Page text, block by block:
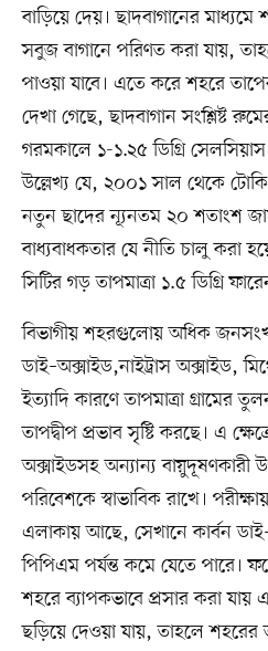
বাড়িয়ে দেয়। ছাদবাগানের মাধ্যমে
সবুজ বাগানে পরিণত করা যায়,
পাওয়া যাবে। এতে করে শহরে
দেখা গেছে, ছাদবাগান সংশ্লিষ্ট
গরমকালে ১-১.২৫ ডিগ্রি
উল্লেখ্য যে, ২০০১ সাল থেকে
নতুন ছাদের ন্যূনতম ২০ শতাংশ
বাধ্যবাধকতার যে নীতি চালু করা
সিটির গড় তাপমাত্রা ১.৫ ডিগ্রি
বিভাগীয় শহরগুলোয় অধিক
ডাই–অক্সাইড,নাইট্রাস অক্সাইড,
ইত্যাদি কারণে তাপমাত্রা
তাপদ্বীপ প্রভাব সৃষ্টি করছে। এ
অক্সাইডসহ অন্যান্য বায়ুদূষণকারী
পরিবেশকে স্বাভাবিক রাখে।
এলাকায় আছে, সেখানে কার্বন
পিপিএম পর্যন্ত কমে যেতে পারে।
শহরে ব্যাপকভাবে প্রসার করা
ছড়িয়ে দেওয়া যায়, তাহলে শহরের